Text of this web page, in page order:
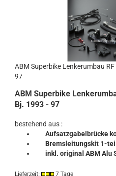
ABM Superbike Lenkerumbau
97
ABM Superbike
Bj. 1993 - 97
bestehend aus :
Aufsatzgabelbrücke
Bremsleitungskit 1-
inkl. original ABM Alu
Lieferzeit: 7 Tage